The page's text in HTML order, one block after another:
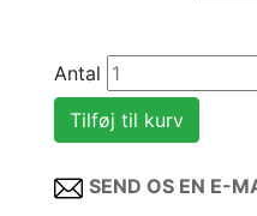
Antal
SEND OS EN E-